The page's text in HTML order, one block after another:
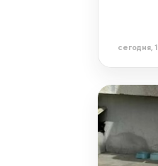
сегодня,